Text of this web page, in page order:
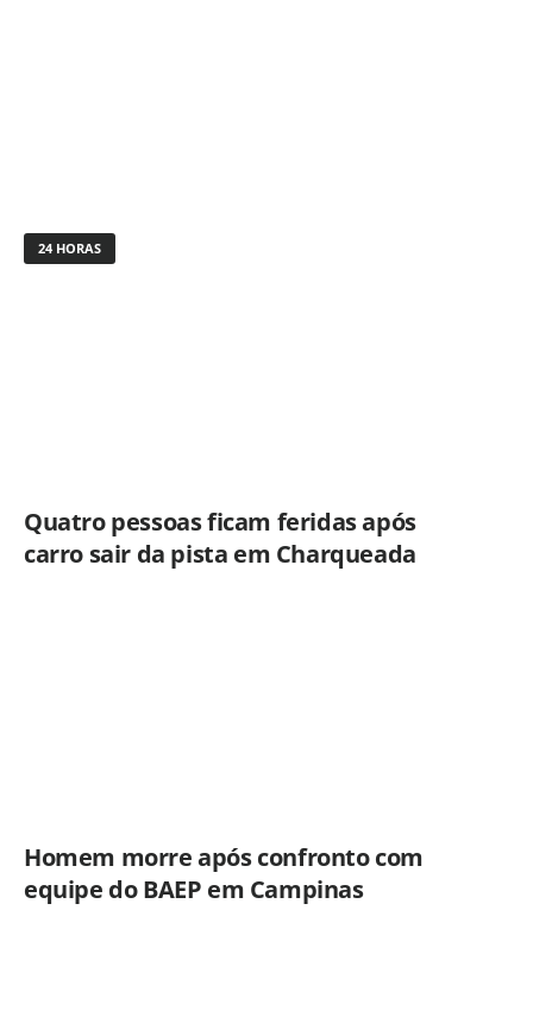
24 HORAS
Quatro pessoas ficam feridas após
carro sair da pista em Charqueada
Homem morre após confronto com
equipe do BAEP em Campinas